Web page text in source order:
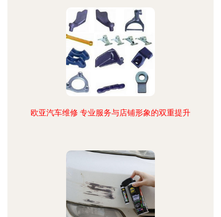
欧亚汽车维修 专业服务与店铺形象的双重提升